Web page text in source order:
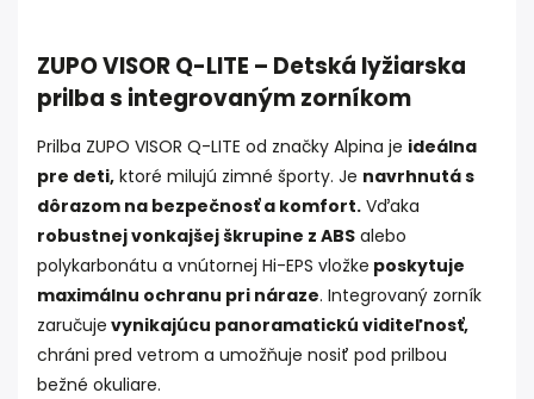
ZUPO VISOR Q-LITE – Detská lyžiarska
prilba s integrovaným zorníkom
Prilba ZUPO VISOR Q-LITE od značky Alpina je ideálna
pre deti, ktoré milujú zimné športy. Je navrhnutá s
dôrazom na bezpečnosť a komfort. Vďaka
robustnej vonkajšej škrupine z ABS alebo
polykarbonátu a vnútornej Hi-EPS vložke poskytuje
maximálnu ochranu pri náraze. Integrovaný zorník
zaručuje vynikajúcu panoramatickú viditeľnosť,
chráni pred vetrom a umožňuje nosiť pod prilbou
bežné okuliare.